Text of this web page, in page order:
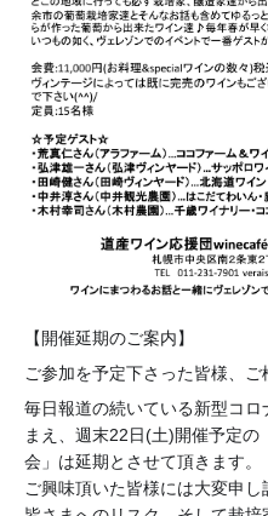
【開催延期のご案内】
ご参加を予定下さった皆様、ご
毎日報道の続いている新型コ
まえ、週末22日(土)開催予定の
会」は延期とさせて頂きます。
ご興味頂いた皆様には大変申し